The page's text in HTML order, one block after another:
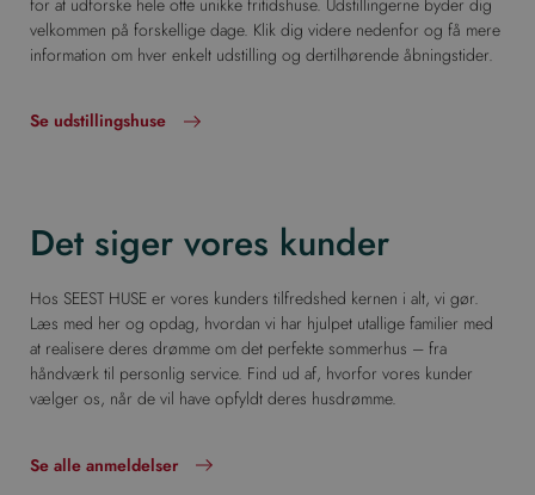
for at udforske hele otte unikke fritidshuse. Udstillingerne byder dig
velkommen på forskellige dage. Klik dig videre nedenfor og få mere
information om hver enkelt udstilling og dertilhørende åbningstider.
Se udstillingshuse
Det siger vores kunder
Hos SEEST HUSE er vores kunders tilfredshed kernen i alt, vi gør.
Læs med her og opdag, hvordan vi har hjulpet utallige familier med
at realisere deres drømme om det perfekte sommerhus – fra
håndværk til personlig service. Find ud af, hvorfor vores kunder
vælger os, når de vil have opfyldt deres husdrømme.
Se alle anmeldelser